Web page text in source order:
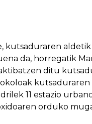
kutsaduraren aldetik
da, horregatik
ditu
kutsaduraren
11 estazio
orduko